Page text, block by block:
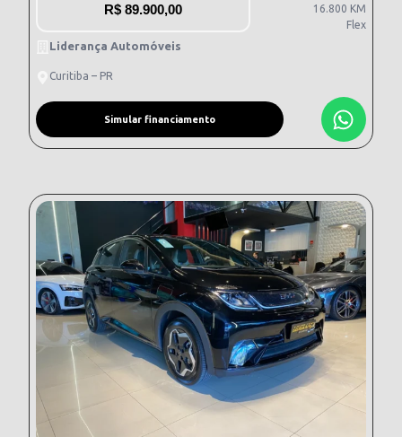
R$ 89.900,00
16.800 KM
Flex
Liderança Automóveis
Curitiba – PR
Simular financiamento